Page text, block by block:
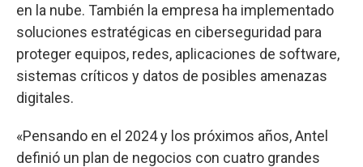
en la nube. También la empresa ha implementado
soluciones estratégicas en ciberseguridad para
proteger equipos, redes, aplicaciones de software,
sistemas críticos y datos de posibles amenazas
digitales.
«Pensando en el 2024 y los próximos años, Antel
definió un plan de negocios con cuatro grandes